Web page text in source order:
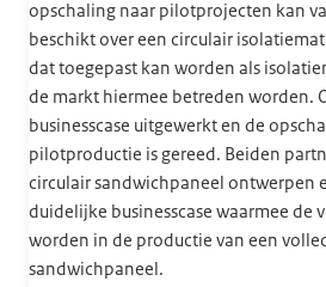
opschaling naar pilotprojecten kan
beschikt over een circulair
dat toegepast kan worden als
de markt hiermee betreden worden.
businesscase uitgewerkt en de
pilotproductie is gereed. Beiden
circulair sandwichpaneel ontwerpen
duidelijke businesscase waarmee de
worden in de productie van een
sandwichpaneel.